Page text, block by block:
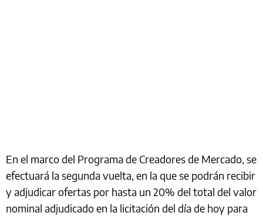
En el marco del Programa de Creadores de Mercado, se
efectuará la segunda vuelta, en la que se podrán recibir
y adjudicar ofertas por hasta un 20% del total del valor
nominal adjudicado en la licitación del día de hoy para